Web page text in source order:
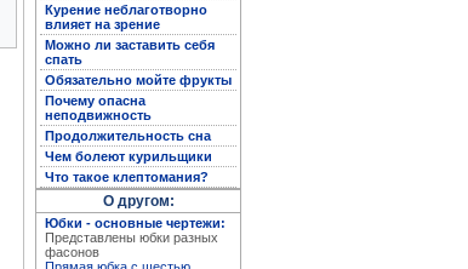
Полная энциклопедия
женских рукоделий
Курение неблаготворно
влияет на зрение
Можно ли заставить себя
спать
Обязательно мойте фрукты
Почему опасна
неподвижность
Продолжительность сна
Чем болеют курильщики
Что такое клептомания?
О другом:
Юбки - основные чертежи:
Представлены юбки разных
фасонов